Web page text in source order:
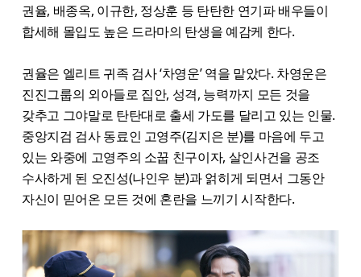
권율, 배종옥, 이규한, 정상훈 등 탄탄한 연기파 배우들이
합세해 몰입도 높은 드라마의 탄생을 예감케 한다.
권율은 엘리트 귀족 검사 ‘차영운’ 역을 맡았다. 차영운은
진진그룹의 외아들로 집안, 성격, 능력까지 모든 것을
갖추고 그야말로 탄탄대로 출세 가도를 달리고 있는 인물.
중앙지검 검사 동료인 고영주(김지은 분)를 마음에 두고
있는 와중에 고영주의 소꿉 친구이자, 살인사건을 공조
수사하게 된 오진성(나인우 분)과 얽히게 되면서 그동안
자신이 믿어온 모든 것에 혼란을 느끼기 시작한다.